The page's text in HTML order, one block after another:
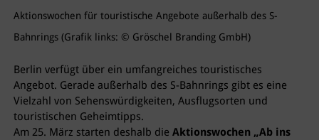
Aktionswochen für touristische Angebote außerhalb des S-
Bahnrings (Grafik links: © Gröschel Branding GmbH)
Berlin verfügt über ein umfangreiches touristisches
Angebot. Gerade außerhalb des S-Bahnrings gibt es eine
Vielzahl von Sehenswürdigkeiten, Ausflugsorten und
touristischen Geheimtipps.
Am 25. März starten deshalb die Aktionswochen „Ab ins